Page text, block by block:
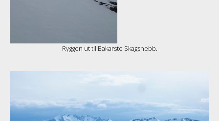
Ryggen ut til Bakarste Skagsnebb.